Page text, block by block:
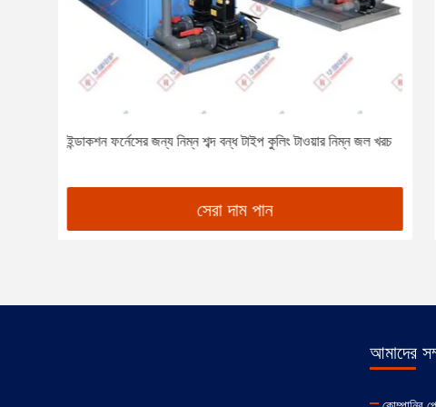
ইন্ডাকশন ফর্নেসের জন্য নিম্ন শব্দ বন্ধ টাইপ কুলিং টাওয়ার নিম্ন জল খরচ
সেরা দাম পান
আমাদের